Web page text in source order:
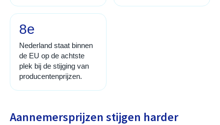
8e
Nederland staat binnen
de EU op de achtste
plek bij de stijging van
producentenprijzen.
Aannemersprijzen stijgen harder